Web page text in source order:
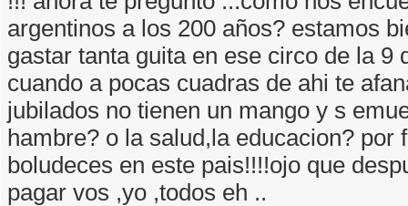
argentinos a los 200 años? estamos
gastar tanta guita en ese circo de la 9
cuando a pocas cuadras de ahi te
jubilados no tienen un mango y s
hambre? o la salud,la educacion? por
boludeces en este pais!!!!ojo que
pagar vos ,yo ,todos eh ..